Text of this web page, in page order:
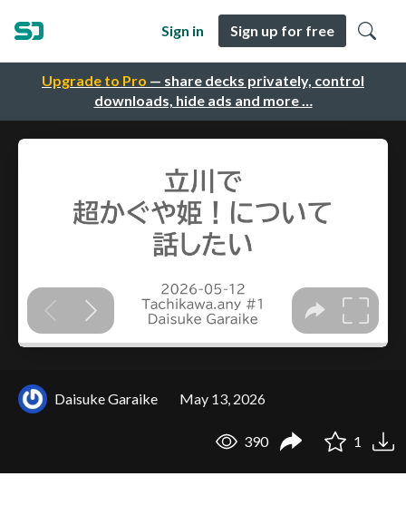
Upgrade to Pro — share decks privately, control
downloads, hide ads and more …
Sign in Sign up for free
Daisuke Garaike May 13, 2026
390 1